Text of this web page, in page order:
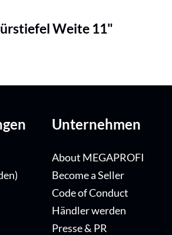
Weite 11"
Unternehmen
About MEGAPROFI
Become a Seller
Code of Conduct
Händler werden
Presse & PR